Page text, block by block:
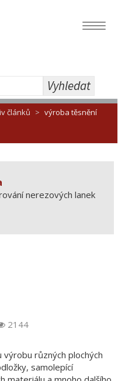
Vyhledat
článků výroba těsnění
nerezových lanek
2144
různých plochých
samolepící